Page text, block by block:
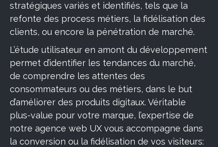
stratégiques variés et identifiés, tels que la
refonte des process métiers, la fidélisation des
clients, ou encore la pénétration de marché.
L’étude utilisateur en amont du développement
permet d’identifier les tendances du marché,
de comprendre les attentes des
consommateurs ou des métiers, dans le but
d’améliorer des produits digitaux. Véritable
plus-value pour votre marque, l’expertise de
notre agence web UX vous accompagne dans
la conversion ou la fidélisation de vos visiteurs: